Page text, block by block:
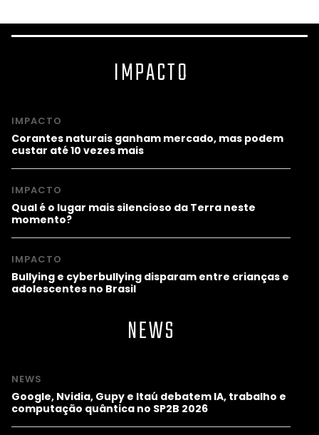
IMPACTO
IMPACTO
Corantes naturais ganham mercado, mas podem
custar até 10 vezes mais
IMPACTO
Qual é o lugar mais silencioso da Terra neste
momento?
IMPACTO
Bullying e cyberbullying disparam entre crianças e
adolescentes no Brasil
NEWS
NEWS
Google, Nvidia, Gupy e Itaú debatem IA, trabalho e
computação quântica no SP2B 2026